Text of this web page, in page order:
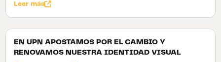
Leer más
EN UPN APOSTAMOS POR EL CAMBIO Y
RENOVAMOS NUESTRA IDENTIDAD VISUAL